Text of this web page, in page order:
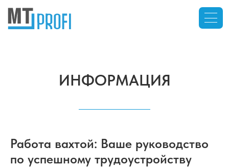
ИНФОРМАЦИЯ
Работа вахтой: Ваше руководство
по успешному трудоустройству